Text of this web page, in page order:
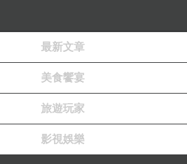
最新文章
美食饗宴
旅遊玩家
影視娛樂